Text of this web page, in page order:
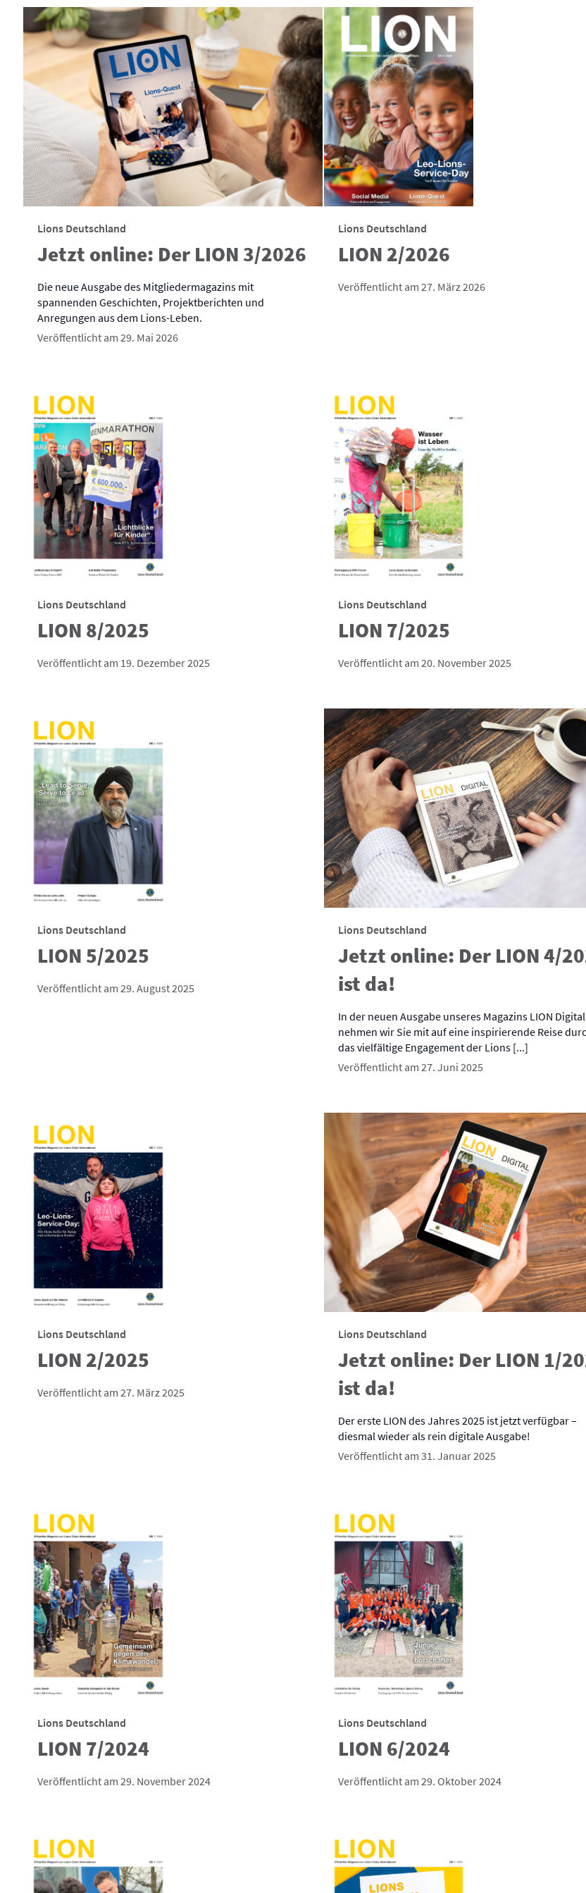
Lions Deutschland
Jetzt online: Der LION 3/2026
Die neue Ausgabe des Mitgliedermagazins mit
spannenden Geschichten, Projektberichten und
Anregungen aus dem Lions-Leben.
Veröffentlicht am 29. Mai 2026
Lions Deutschland
LION 2/2026
Veröffentlicht am 27. März 2026
Lions Deutschland
LION 8/2025
Veröffentlicht am 19. Dezember 2025
Lions Deutschland
LION 7/2025
Veröffentlicht am 20. November 2025
Lions Deutschland
LION 5/2025
Veröffentlicht am 29. August 2025
Lions Deutschland
Jetzt online: Der LION 4/
ist da!
In der neuen Ausgabe unseres Magazins LION Digital
nehmen wir Sie mit auf eine inspirierende Reise
das vielfältige Engagement der Lions [...]
Veröffentlicht am 27. Juni 2025
Lions Deutschland
LION 2/2025
Veröffentlicht am 27. März 2025
Lions Deutschland
Jetzt online: Der LION 1/
ist da!
Der erste LION des Jahres 2025 ist jetzt verfügbar –
diesmal wieder als rein digitale Ausgabe!
Veröffentlicht am 31. Januar 2025
Lions Deutschland
LION 7/2024
Veröffentlicht am 29. November 2024
Lions Deutschland
LION 6/2024
Veröffentlicht am 29. Oktober 2024